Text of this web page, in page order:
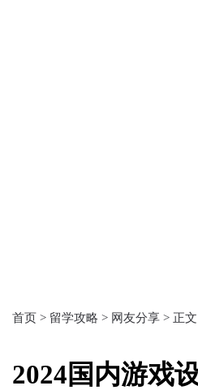
首页 > 留学攻略 > 网友分享 > 正文
2024国内游戏